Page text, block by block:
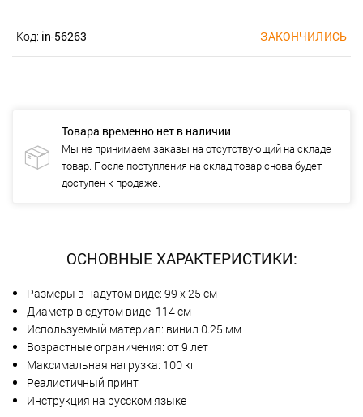
Код: in-56263 ЗАКОНЧИЛИСЬ
Товара временно нет в наличии
Мы не принимаем заказы на отсутствующий на складе
товар. После поступления на склад товар снова будет
доступен к продаже.
ОСНОВНЫЕ ХАРАКТЕРИСТИКИ:
Размеры в надутом виде: 99 х 25 см
Диаметр в сдутом виде: 114 см
Используемый материал: винил 0.25 мм
Возрастные ограничения: от 9 лет
Максимальная нагрузка: 100 кг
Реалистичный принт
Инструкция на русском языке